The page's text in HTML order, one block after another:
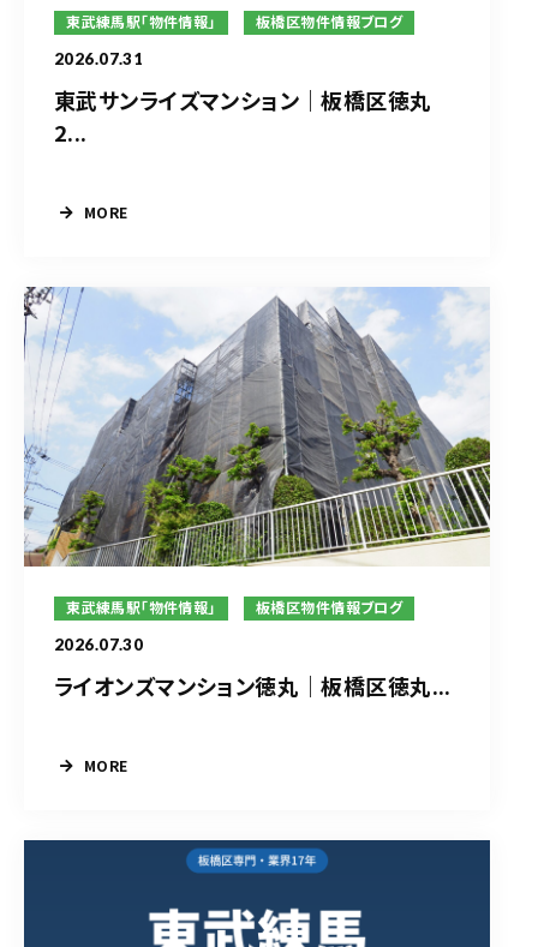
東武練馬駅「物件情報」 板橋区物件情報ブログ
2026.07.31
東武サンライズマンション｜板橋区徳丸
2...
MORE
東武練馬駅「物件情報」 板橋区物件情報ブログ
2026.07.30
ライオンズマンション徳丸｜板橋区徳丸...
MORE